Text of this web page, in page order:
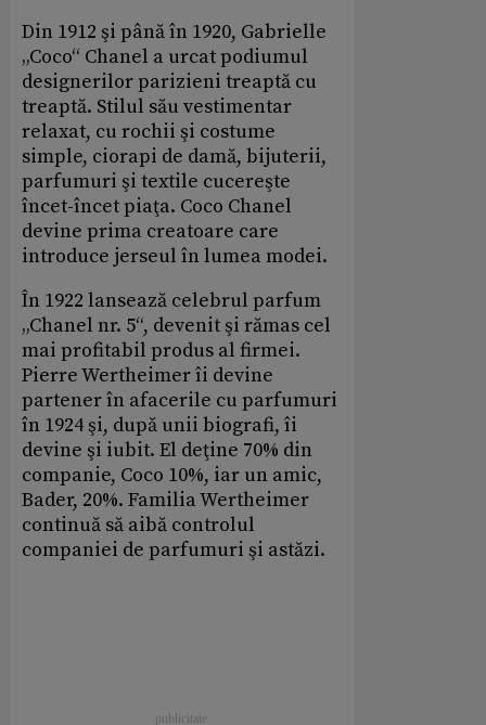
Din 1912 şi până în 1920, Gabrielle
„Coco“ Chanel a urcat podiumul
designerilor parizieni treaptă cu
treaptă. Stilul său vestimentar
relaxat, cu rochii şi costume
simple, ciorapi de damă, bijuterii,
parfumuri şi textile cucereşte
încet-încet piaţa. Coco Chanel
devine prima creatoare care
introduce jerseul în lumea modei.
În 1922 lansează celebrul parfum
„Chanel nr. 5“, devenit şi rămas cel
mai profitabil produs al firmei.
Pierre Wertheimer îi devine
partener în afacerile cu parfumuri
în 1924 şi, după unii biografi, îi
devine şi iubit. El deţine 70% din
companie, Coco 10%, iar un amic,
Bader, 20%. Familia Wertheimer
continuă să aibă controlul
companiei de parfumuri şi astăzi.